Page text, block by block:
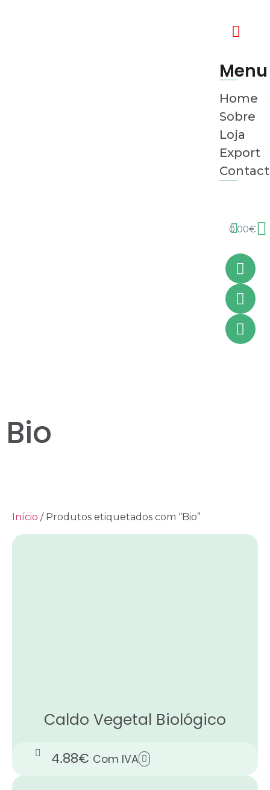
Menu
Home
Sobre
Loja
Export
0.00€
Bio
Início / Produtos etiquetados com “Bio”
Caldo Vegetal Biológico
4.88€ Com IVA